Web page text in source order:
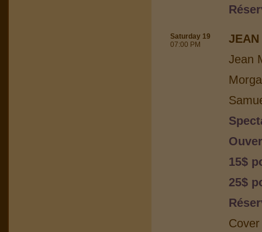
Saturday 19
07:00 PM
JEAN
Jean
15$
25$